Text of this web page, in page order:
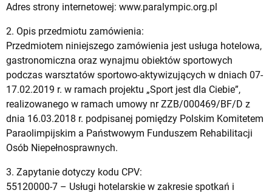
Adres strony internetowej: www.paralympic.org.pl
2. Opis przedmiotu zamówienia:
Przedmiotem niniejszego zamówienia jest usługa hotelowa,
gastronomiczna oraz wynajmu obiektów sportowych
podczas warsztatów sportowo-aktywizujących w dniach 07-
17.02.2019 r. w ramach projektu „Sport jest dla Ciebie”,
realizowanego w ramach umowy nr ZZB/000469/BF/D z
dnia 16.03.2018 r. podpisanej pomiędzy Polskim Komitetem
Paraolimpijskim a Państwowym Funduszem Rehabilitacji
Osób Niepełnosprawnych.
3. Zapytanie dotyczy kodu CPV:
55120000-7 – Usługi hotelarskie w zakresie spotkań i